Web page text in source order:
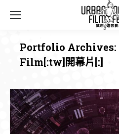
Portfolio Archives:
Film[:tw]開幕片[:]